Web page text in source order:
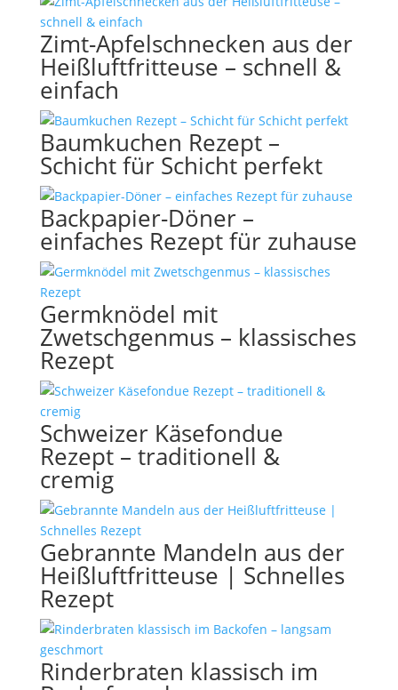
Zimt-Apfelschnecken aus der
Heißluftfritteuse – schnell &
einfach
Baumkuchen Rezept –
Schicht für Schicht perfekt
Backpapier-Döner –
einfaches Rezept für zuhause
Germknödel mit
Zwetschgenmus – klassisches
Rezept
Schweizer Käsefondue
Rezept – traditionell &
cremig
Gebrannte Mandeln aus der
Heißluftfritteuse | Schnelles
Rezept
Rinderbraten klassisch im